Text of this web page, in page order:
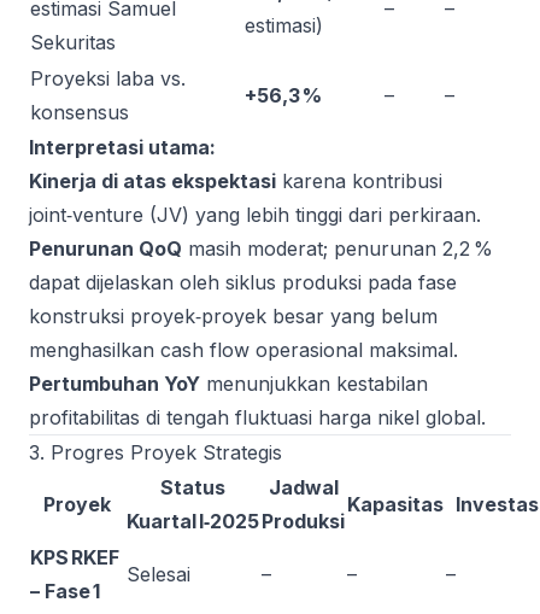
estimasi Samuel
Sekuritas
estimasi)
– –
Proyeksi laba vs.
konsensus
+56,3 % – –
Interpretasi utama:
Kinerja di atas ekspektasi karena kontribusi
joint‑venture (JV) yang lebih tinggi dari perkiraan.
Penurunan QoQ masih moderat; penurunan 2,2 %
dapat dijelaskan oleh siklus produksi pada fase
konstruksi proyek‑proyek besar yang belum
menghasilkan cash flow operasional maksimal.
Pertumbuhan YoY menunjukkan kestabilan
profitabilitas di tengah fluktuasi harga nikel global.
3. Progres Proyek Strategis
Proyek
Status
Kuartal I‑2025
Jadwal
Produksi
Kapasitas
KPS RKEF
– Fase 1
Selesai – – –